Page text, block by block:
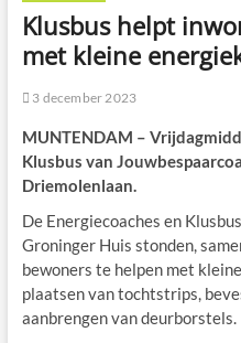
Klusbus helpt
met kleine
3 december 2023
MUNTENDAM –
Klusbus van
Driemolenlaan.
De Energiecoaches en
Groninger Huis stonden,
bewoners te helpen met
plaatsen van tochtstrips,
aanbrengen van deurborstels.